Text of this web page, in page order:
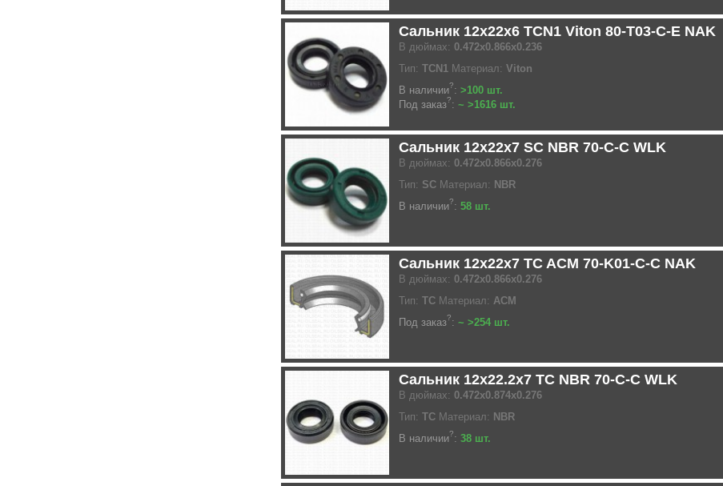
Сальник 12x22x6 TCN1 Viton 80-T03-C-E NAK
В дюймах: 0.472x0.866x0.236
Тип: TCN1 Материал: Viton
В наличии?: >100 шт.
Под заказ?: ~ >1616 шт.
Сальник 12x22x7 SC NBR 70-C-C WLK
В дюймах: 0.472x0.866x0.276
Тип: SC Материал: NBR
В наличии?: 58 шт.
Сальник 12x22x7 TC ACM 70-K01-C-C NAK
В дюймах: 0.472x0.866x0.276
Тип: TC Материал: ACM
Под заказ?: ~ >254 шт.
Сальник 12x22.2x7 TC NBR 70-C-C WLK
В дюймах: 0.472x0.874x0.276
Тип: TC Материал: NBR
В наличии?: 38 шт.